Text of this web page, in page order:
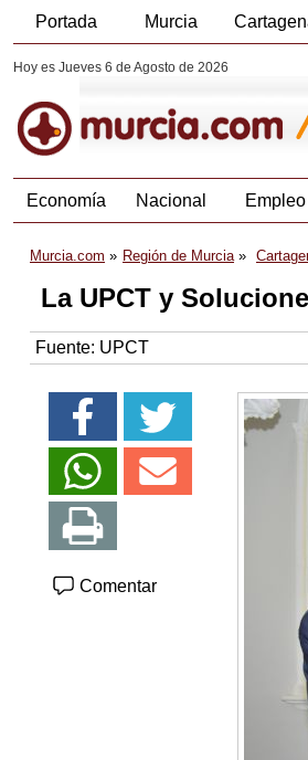
Portada Murcia
Hoy es Jueves 6 de Agosto de 2026
Economía Nacional Empleo
Murcia.com Región de Murcia
La UPCT y
Fuente: UPCT
Comentar